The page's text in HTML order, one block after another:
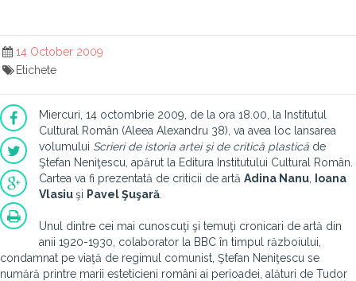
14 October 2009
Etichete
Miercuri, 14 octombrie 2009, de la ora 18.00, la Institutul
Cultural Român (Aleea Alexandru 38), va avea loc lansarea
volumului Scrieri de istoria artei şi de critică plastică de
Ştefan Neniţescu, apărut la Editura Institutului Cultural Român.
Cartea va fi prezentată de criticii de artă Adina Nanu
Ioana
Vlasiuşi Pavel Şuşară
Unul dintre cei mai cunoscuţi şi temuţi cronicari de artă din
anii 1920-1930, colaborator la BBC în timpul războiului,
condamnat pe viaţă de regimul comunist, Ştefan Neniţescu se
numără printre marii esteticieni români ai perioadei, alături de Tudor